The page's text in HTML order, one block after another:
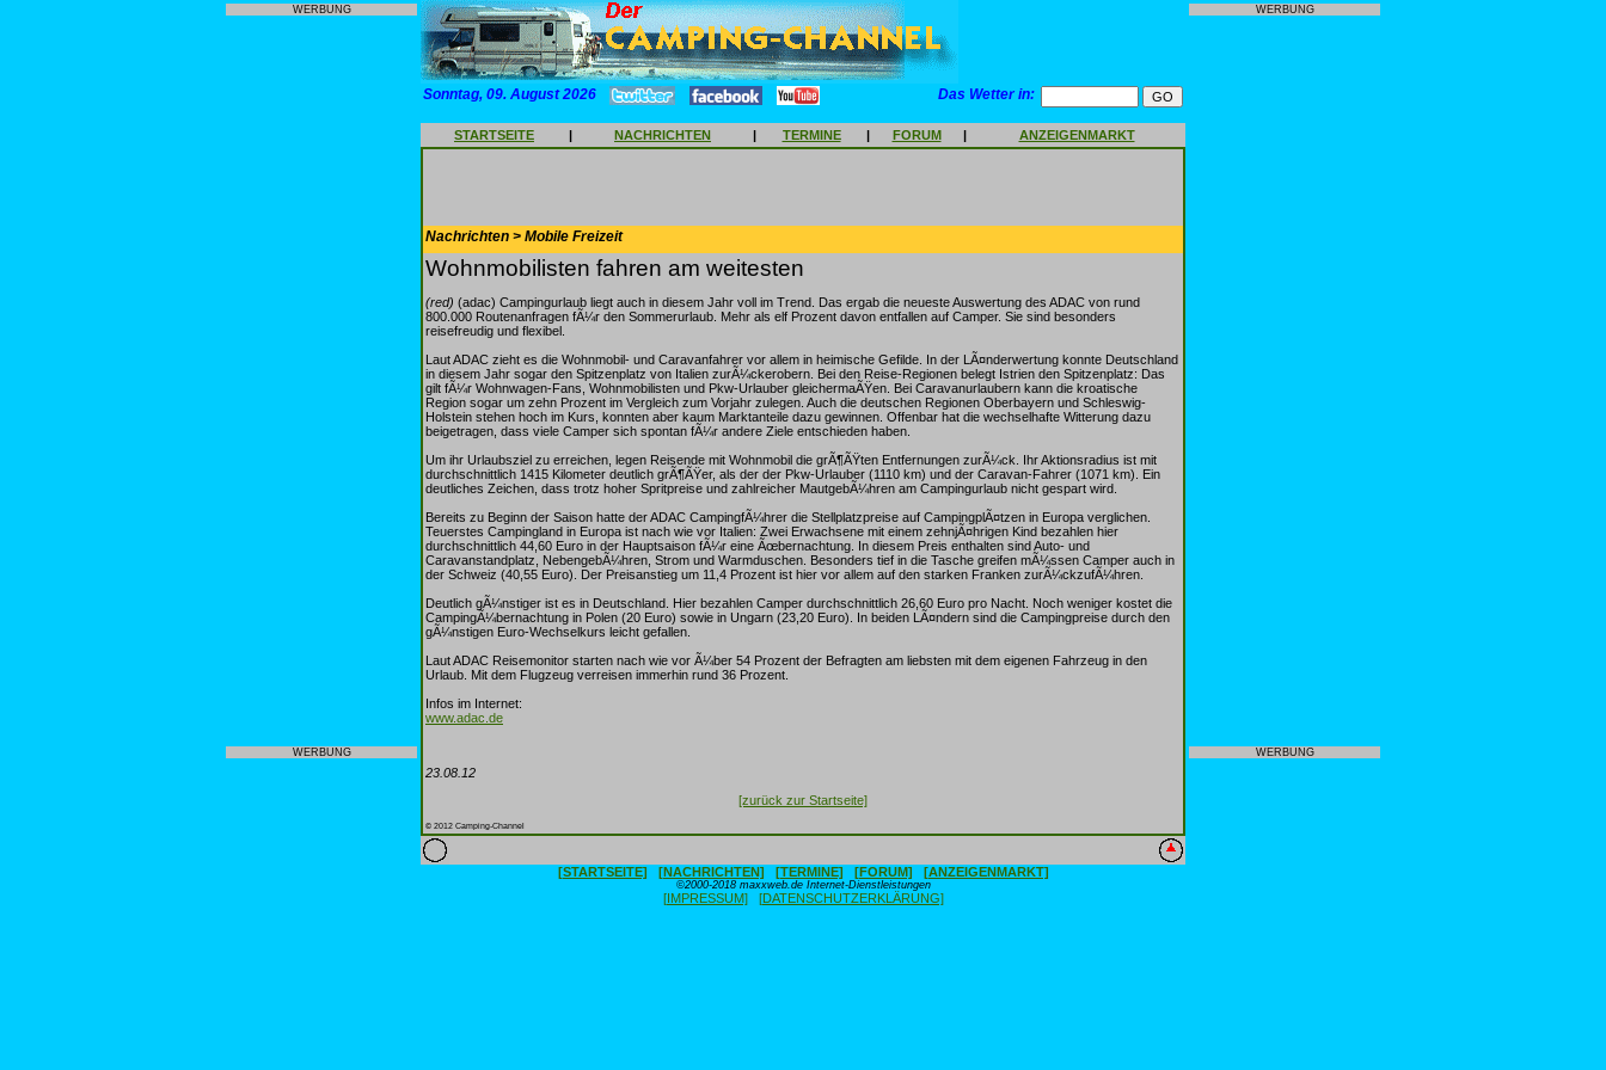
WERBUNG
WERBUNG
Sonntag, 09. August 2026 Das Wetter in:
STARTSEITE | NACHRICHTEN | TERMINE | FORUM | ANZEIGENMARKT
Nachrichten > Mobile Freizeit
Wohnmobilisten fahren am weitesten
(red) (adac) Campingurlaub liegt auch in diesem Jahr voll im Trend. Das ergab die neueste Auswertung des ADAC von rund
800.000 Routenanfragen fÃ¼r den Sommerurlaub. Mehr als elf Prozent davon entfallen auf Camper. Sie sind besonders
reisefreudig und flexibel.
Laut ADAC zieht es die Wohnmobil- und Caravanfahrer vor allem in heimische Gefilde. In der LÃ¤nderwertung konnte Deutschland
in diesem Jahr sogar den Spitzenplatz von Italien zurÃ¼ckerobern. Bei den Reise-Regionen belegt Istrien den Spitzenplatz: Das
gilt fÃ¼r Wohnwagen-Fans, Wohnmobilisten und Pkw-Urlauber gleichermaÃŸen. Bei Caravanurlaubern kann die kroatische
Region sogar um zehn Prozent im Vergleich zum Vorjahr zulegen. Auch die deutschen Regionen Oberbayern und Schleswig-
Holstein stehen hoch im Kurs, konnten aber kaum Marktanteile dazu gewinnen. Offenbar hat die wechselhafte Witterung dazu
beigetragen, dass viele Camper sich spontan fÃ¼r andere Ziele entschieden haben.
Um ihr Urlaubsziel zu erreichen, legen Reisende mit Wohnmobil die grÃ¶ÃŸten Entfernungen zurÃ¼ck. Ihr Aktionsradius ist mit
durchschnittlich 1415 Kilometer deutlich grÃ¶ÃŸer, als der der Pkw-Urlauber (1110 km) und der Caravan-Fahrer (1071 km). Ein
deutliches Zeichen, dass trotz hoher Spritpreise und zahlreicher MautgebÃ¼hren am Campingurlaub nicht gespart wird.
Bereits zu Beginn der Saison hatte der ADAC CampingfÃ¼hrer die Stellplatzpreise auf CampingplÃ¤tzen in Europa verglichen.
Teuerstes Campingland in Europa ist nach wie vor Italien: Zwei Erwachsene mit einem zehnjÃ¤hrigen Kind bezahlen hier
durchschnittlich 44,60 Euro in der Hauptsaison fÃ¼r eine Ãœbernachtung. In diesem Preis enthalten sind Auto- und
Caravanstandplatz, NebengebÃ¼hren, Strom und Warmduschen. Besonders tief in die Tasche greifen mÃ¼ssen Camper auch in
der Schweiz (40,55 Euro). Der Preisanstieg um 11,4 Prozent ist hier vor allem auf den starken Franken zurÃ¼ckzufÃ¼hren.
Deutlich gÃ¼nstiger ist es in Deutschland. Hier bezahlen Camper durchschnittlich 26,60 Euro pro Nacht. Noch weniger kostet die
CampingÃ¼bernachtung in Polen (20 Euro) sowie in Ungarn (23,20 Euro). In beiden LÃ¤ndern sind die Campingpreise durch den
gÃ¼nstigen Euro-Wechselkurs leicht gefallen.
Laut ADAC Reisemonitor starten nach wie vor Ã¼ber 54 Prozent der Befragten am liebsten mit dem eigenen Fahrzeug in den
Urlaub. Mit dem Flugzeug verreisen immerhin rund 36 Prozent.
Infos im Internet:
www.adac.de
23.08.12
[zurück zur Startseite]
© 2012 Camping-Channel
[STARTSEITE] [NACHRICHTEN] [TERMINE] [FORUM] [ANZEIGENMARKT]
©2000-2018 maxxweb.de Internet-Dienstleistungen
[IMPRESSUM] [DATENSCHUTZERKLÄRUNG]
WERBUNG
WERBUNG